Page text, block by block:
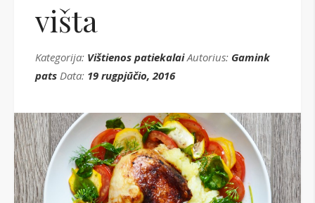
višta
Kategorija: Vištienos patiekalaiAutorius: Gamink
pats Data: 19 rugpjūčio, 2016